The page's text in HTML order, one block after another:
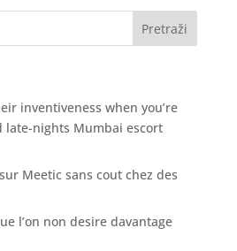
inventiveness when you’re
late-nights Mumbai escort
Meetic sans cout chez des
l’on non desire davantage